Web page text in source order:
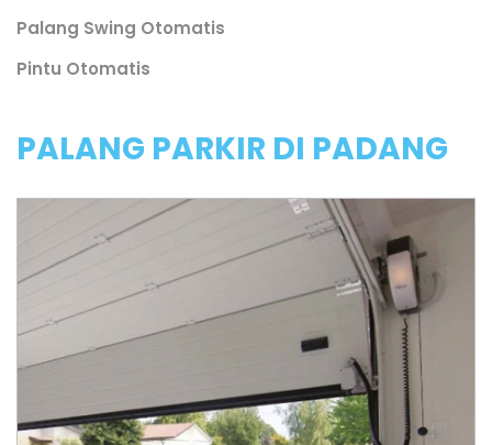
Palang Swing Otomatis
Pintu Otomatis
PALANG PARKIR DI PADANG